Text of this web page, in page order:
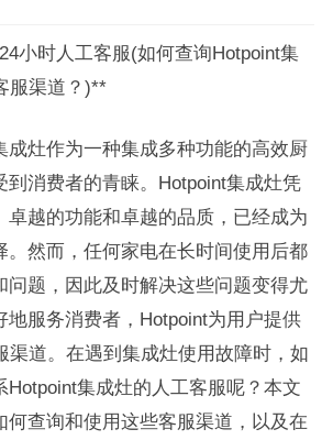
小时人工客服(如何查询Hotpoint集
服渠道？)**
成灶作为一种集成多种功能的高效厨
到消费者的青睐。Hotpoint集成灶凭
卓越的功能和卓越的品质，已经成为
。然而，任何家电在长时间使用后都
问题，因此及时解决这些问题变得尤
地服务消费者，Hotpoint为用户提供
渠道。在遇到集成灶使用故障时，如
Hotpoint集成灶的人工客服呢？本文
何查询和使用这些客服渠道，以及在